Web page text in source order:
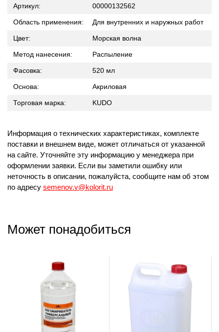
Артикул: 00000132562
Область применения: Для внутренних и наружных работ
Цвет: Морская волна
Метод нанесения: Распыление
Фасовка: 520 мл
Основа: Акриловая
Торговая марка: KUDO
Информация о технических характеристиках, комплекте
поставки и внешнем виде, может отличаться от указанной
на сайте. Уточняйте эту информацию у менеджера при
оформлении заявки. Если вы заметили ошибку или
неточность в описании, пожалуйста, сообщите нам об этом
по адресу semenov.v@kolorit.ru
Может понадобиться